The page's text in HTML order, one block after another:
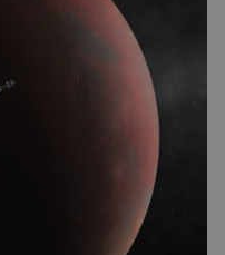
na mnohem
některých
dvou let mohly
usnadnit